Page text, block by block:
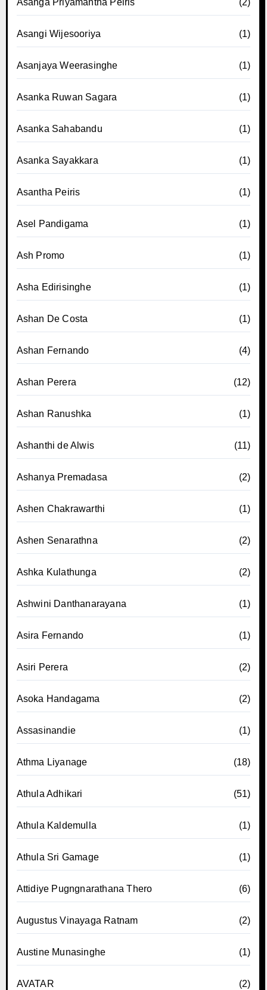
Asanga Priyamantha Peiris (2)
Asangi Wijesooriya (1)
Asanjaya Weerasinghe (1)
Asanka Ruwan Sagara (1)
Asanka Sahabandu (1)
Asanka Sayakkara (1)
Asantha Peiris (1)
Asel Pandigama (1)
Ash Promo (1)
Asha Edirisinghe (1)
Ashan De Costa (1)
Ashan Fernando (4)
Ashan Perera (12)
Ashan Ranushka (1)
Ashanthi de Alwis (11)
Ashanya Premadasa (2)
Ashen Chakrawarthi (1)
Ashen Senarathna (2)
Ashka Kulathunga (2)
Ashwini Danthanarayana (1)
Asira Fernando (1)
Asiri Perera (2)
Asoka Handagama (2)
Assasinandie (1)
Athma Liyanage (18)
Athula Adhikari (51)
Athula Kaldemulla (1)
Athula Sri Gamage (1)
Attidiye Pugngnarathana Thero (6)
Augustus Vinayaga Ratnam (2)
Austine Munasinghe (1)
AVATAR (2)